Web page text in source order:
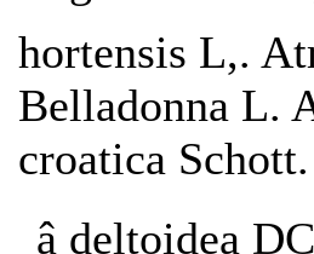
hortensis L,.
Belladonna L.
croatica Schott.
â deltoidea